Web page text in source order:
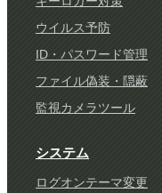
ウイルス予防
ID・パスワード管理
ファイル偽装・隠蔽
監視カメラツール
システム
ログオンテーマ変更